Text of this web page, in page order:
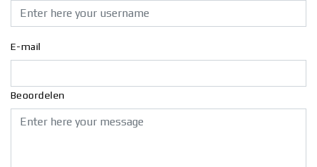
E-mail
Beoordelen